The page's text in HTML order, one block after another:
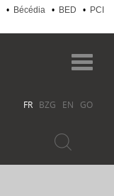
• Bécédia • BED •
PCI
FR BZG EN GO